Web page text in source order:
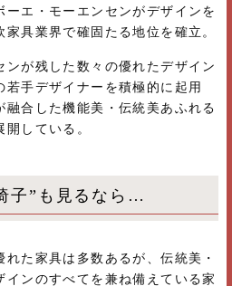
ーエ・モーエンセンがデザインを
具業界で確固たる地位を確立。
が残した数々の優れたデザイン
若手デザイナーを積極的に起用
融合した機能美・伝統美あふれる
している。
子”も見るなら…
た家具は多数あるが、伝統美・
ンのすべてを兼ね備えている家